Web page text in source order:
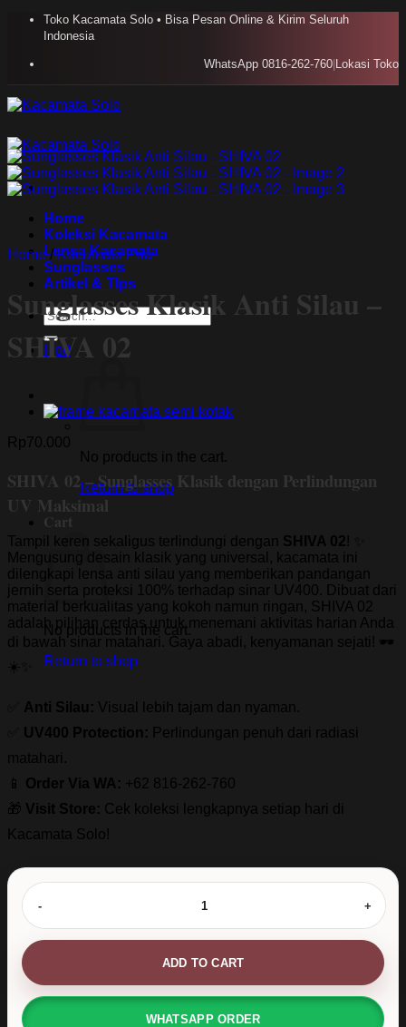
Skip
Toko Kacamata Solo • Bisa Pesan Online & Kirim Seluruh
Indonesia
WhatsApp 0816-262-760 Lokasi Toko
Home
Koleksi Kacamata
Lensa Kacamata
Sunglasses
Artikel & TIps
Search
for:
Rp0
No products in the cart.
Return to shop
Cart
No products in the cart.
Return to shop
Home / Kacamata Pria
Sunglasses Klasik Anti Silau –
SHIVA 02
Rp70.000
SHIVA 02 – Sunglasses Klasik dengan Perlindungan
UV Maksimal
Tampil keren sekaligus terlindungi dengan SHIVA 02! ✨
Mengusung desain klasik yang universal, kacamata ini
dilengkapi lensa anti silau yang memberikan pandangan
jernih serta proteksi 100% terhadap sinar UV400. Dibuat dari
material berkualitas yang kokoh namun ringan, SHIVA 02
adalah pilihan cerdas untuk menemani aktivitas harian Anda
di bawah sinar matahari. Gaya abadi, kenyamanan sejati! 🕶️
☀️✨
Anti Silau: Visual lebih tajam dan nyaman.
UV400 Protection: Perlindungan penuh dari radiasi
matahari.
📱 Order Via WA: +62 816-262-760
🎁 Visit Store: Cek koleksi lengkapnya setiap hari di
Kacamata Solo!
Sunglasses
Klasik
Anti
Silau
-
SHIVA
02
quantity
ADD TO CART
WHATSAPP ORDER